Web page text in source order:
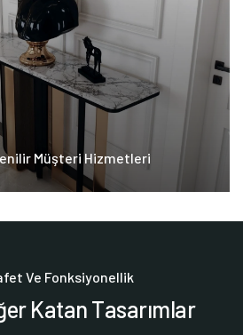
Müşteri Hizmetleri
Ve Fonksiyonellik
er KatanTasarımlar